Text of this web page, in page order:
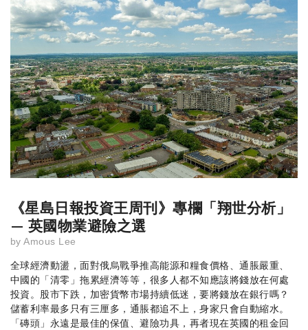
《星島日報投資王周刊》專欄「翔世分析」
— 英國物業避險之選
by Amous Lee
全球經濟動盪，面對俄烏戰爭推高能源和糧食價格、通脹嚴重、
中國的「清零」拖累經濟等等，很多人都不知應該將錢放在何處
投資。股市下跌，加密貨幣市場持續低迷，要將錢放在銀行嗎？
儲蓄利率最多只有三厘多，通脹都追不上，身家只會自動縮水。
「磚頭」永遠是最佳的保值、避險功具，再者現在英國的租金回